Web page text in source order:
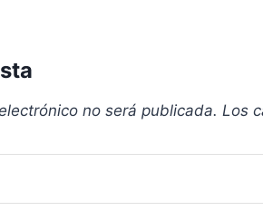
no será publicada. Los